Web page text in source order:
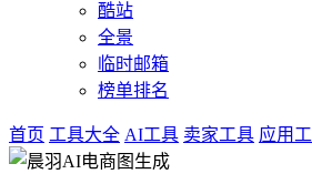
酷站
全景
临时邮箱
榜单排名
首页 工具大全 AI工具 卖家工具 应用